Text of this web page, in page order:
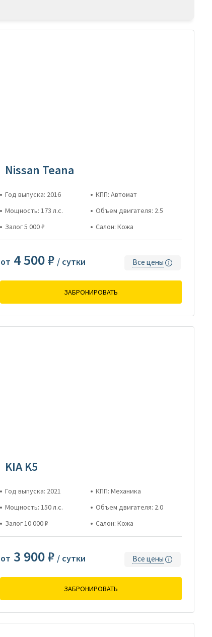
Nissan Teana
Год выпуска: 2016
КПП: Автомат
Мощность: 173 л.с.
Объем двигателя: 2.5
Залог 5 000 ₽
Салон: Кожа
от 4 500 ₽ / сутки Все цены
ЗАБРОНИРОВАТЬ
KIA K5
Год выпуска: 2021
КПП: Механика
Мощность: 150 л.с.
Объем двигателя: 2.0
Залог 10 000 ₽
Салон: Кожа
от 3 900 ₽ / сутки Все цены
ЗАБРОНИРОВАТЬ